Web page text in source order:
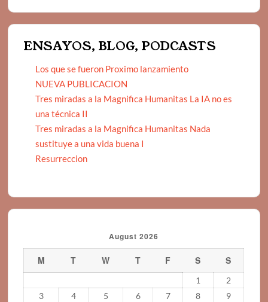
ENSAYOS, BLOG, PODCASTS
Los que se fueron Proximo lanzamiento
NUEVA PUBLICACION
Tres miradas a la Magnifica Humanitas La IA no es
una técnica II
Tres miradas a la Magnifica Humanitas Nada
sustituye a una vida buena I
Resurreccion
August 2026
M T W T F S S
1
2
3
4 5 6 7 8
9